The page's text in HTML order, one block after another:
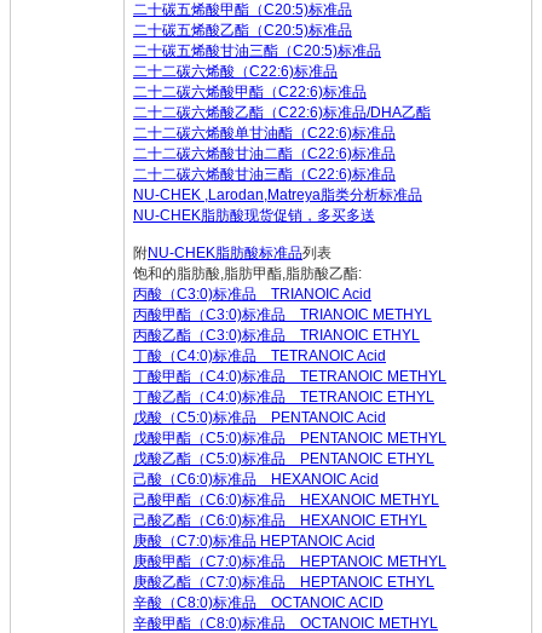
二十碳五烯酸甲酯（C20:5)标准品
二十碳五烯酸乙酯（C20:5)标准品
二十碳五烯酸甘油三酯（C20:5)标准品
二十二碳六烯酸（C22:6)标准品
二十二碳六烯酸甲酯（C22:6)标准品
二十二碳六烯酸乙酯（C22:6)标准品/DHA乙酯
二十二碳六烯酸单甘油酯（C22:6)标准品
二十二碳六烯酸甘油二酯（C22:6)标准品
二十二碳六烯酸甘油三酯（C22:6)标准品
NU-CHEK ,Larodan,Matreya脂类分析标准品
NU-CHEK脂肪酸现货促销，多买多送
附NU-CHEK脂肪酸标准品列表
饱和的脂肪酸,脂肪甲酯,脂肪酸乙酯:
丙酸（C3:0)标准品 TRIANOIC Acid
丙酸甲酯（C3:0)标准品 TRIANOIC METHYL
丙酸乙酯（C3:0)标准品 TRIANOIC ETHYL
丁酸（C4:0)标准品 TETRANOIC Acid
丁酸甲酯（C4:0)标准品 TETRANOIC METHYL
丁酸乙酯（C4:0)标准品 TETRANOIC ETHYL
戊酸（C5:0)标准品 PENTANOIC Acid
戊酸甲酯（C5:0)标准品 PENTANOIC METHYL
戊酸乙酯（C5:0)标准品 PENTANOIC ETHYL
己酸（C6:0)标准品 HEXANOIC Acid
己酸甲酯（C6:0)标准品 HEXANOIC METHYL
己酸乙酯（C6:0)标准品 HEXANOIC ETHYL
庚酸（C7:0)标准品 HEPTANOIC Acid
庚酸甲酯（C7:0)标准品 HEPTANOIC METHYL
庚酸乙酯（C7:0)标准品 HEPTANOIC ETHYL
辛酸（C8:0)标准品 OCTANOIC ACID
辛酸甲酯（C8:0)标准品 OCTANOIC METHYL